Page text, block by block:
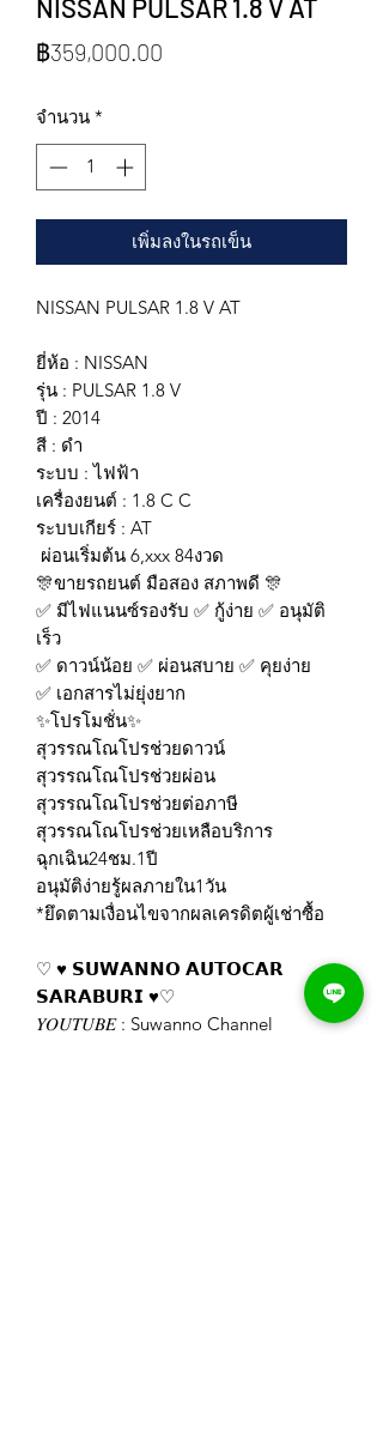
NISSAN PULSAR 1.8 V AT
฿359,000.00
จำนวน *
เพิ่มลงในรถเข็น
NISSAN PULSAR 1.8 V AT
ยี่ห้อ : NISSAN
รุ่น : PULSAR 1.8 V
ปี : 2014
สี : ดำ
ระบบ : ไฟฟ้า
เครื่องยนต์ : 1.8 C C
ระบบเกียร์ : AT
ผ่อนเริ่มต้น 6,xxx 84งวด
🎊ขายรถยนต์ มือสอง สภาพดี 🎊
✅ มีไฟแนนซ์รองรับ ✅ กู้ง่าย ✅ อนุมัติ
เร็ว
✅ ดาวน์น้อย ✅ ผ่อนสบาย ✅ คุยง่าย
✅ เอกสารไม่ยุ่งยาก
✨โปรโมชั่น✨
สุวรรณโณโปรช่วยดาวน์
สุวรรณโณโปรช่วยผ่อน
สุวรรณโณโปรช่วยต่อภาษี
สุวรรณโณโปรช่วยเหลือบริการ
ฉุกเฉิน24ชม.1ปี
อนุมัติง่ายรู้ผลภายใน1วัน
*ยึดตามเงื่อนไขจากผลเครดิตผู้เช่าซื้อ
♡ ♥️ 𝗦𝗨𝗪𝗔𝗡𝗡𝗢 𝗔𝗨𝗧𝗢𝗖𝗔𝗥
𝗦𝗔𝗥𝗔𝗕𝗨𝗥𝗜 ♥️♡
𝑌𝑂𝑈𝑇𝑈𝐵𝐸 : Suwanno Channel